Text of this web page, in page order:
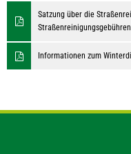
Satzung über die
Informationen zum